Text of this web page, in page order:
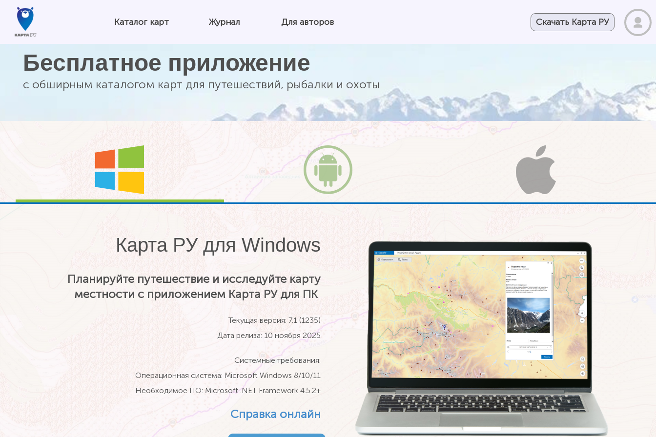
Каталог карт Журнал Для авторов Скачать Карта РУ
Бесплатное приложение
с обширным каталогом карт для путешествий, рыбалки и охоты
Карта РУ для Windows
Планируйте путешествие и исследуйте карту
местности с приложением Карта РУ для ПК
Текущая версия: 7.1 (1235)
Дата релиза: 10 ноября 2025
Системные требования:
Операционная система: Microsoft Windows 8/10/11
Необходимое ПО: Microsoft .NET Framework 4.5.2+
Справка онлайн